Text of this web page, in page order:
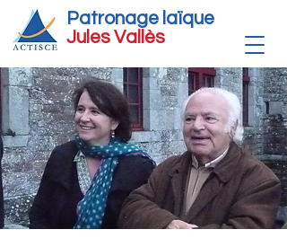
Patronage laïque
Jules Vallès